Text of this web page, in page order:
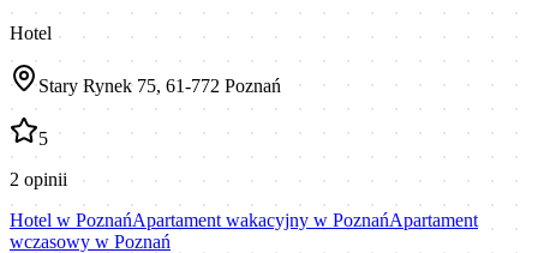
Hotel
Stary Rynek 75, 61-772 Poznań
5
2 opinii
Hotel w PoznańApartament wakacyjny w PoznańApartament
wczasowy w Poznań